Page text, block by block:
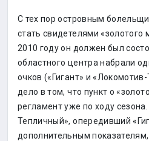
С тех пор островным
стать свидетелями
2010 году он должен был
областного центра набрали
очков («Гигант» и
дело в том, что пункт о
регламент уже по ходу
Тепличный», опередивший
дополнительным показателям,